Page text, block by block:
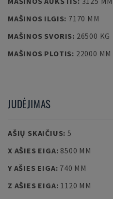
MAŠINOS ILGIS: 7170 MM
MAŠINOS SVORIS: 26500 KG
MAŠINOS PLOTIS: 22000 MM
JUDĖJIMAS
AŠIŲ SKAIČIUS: 5
X AŠIES EIGA: 8500 MM
Y AŠIES EIGA: 740 MM
Z AŠIES EIGA: 1120 MM